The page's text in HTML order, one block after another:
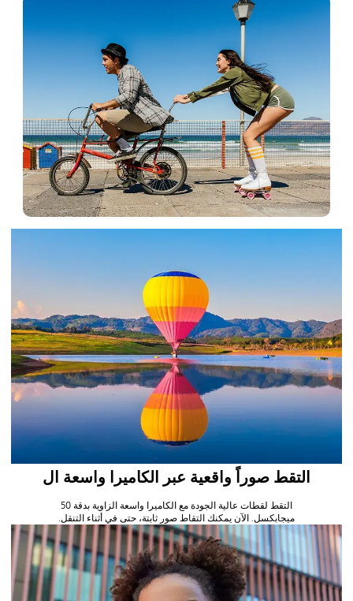
التقط صوراً واقعية عبر الكاميرا واسعة ال
التقط لقطات عالية الجودة مع الكاميرا واسعة الزاوية بدقة 50
ميجابكسل. الآن يمكنك التقاط صور ثابتة، حتى في أثناء التنقل.